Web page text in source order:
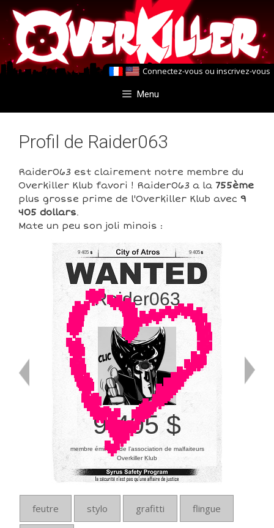
Aller
au
contenu
Aller
au
contenu
Connectez-vous ou inscrivez-vous
Menu
Profil de Raider063
Raider063 est clairement notre membre du
Overkiller Klub favori ! Raider063 a la 755ème
plus grosse prime de l'Overkiller Klub avec 9
405 dollars.
Mate un peu son joli minois :
9 405
Raider063
9 405
9 405 $
membre éminent de l’association de malfaiteurs
Overkiller Klub
feutre stylo grafitti flingue